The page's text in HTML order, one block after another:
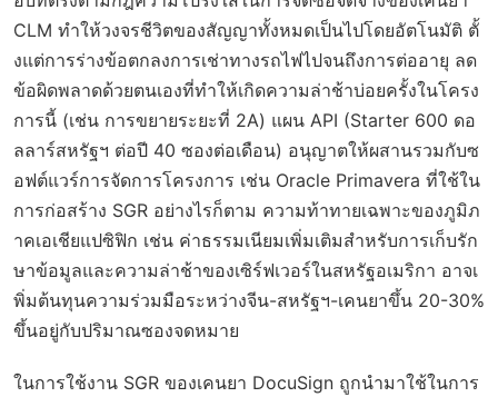
CLM ทำให้วงจรชีวิตของสัญญาทั้งหมดเป็นไปโดยอัตโนมัติ ตั้
งแต่การร่างข้อตกลงการเช่าทางรถไฟไปจนถึงการต่ออายุ ลด
ข้อผิดพลาดด้วยตนเองที่ทำให้เกิดความล่าช้าบ่อยครั้งในโครง
การนี้ (เช่น การขยายระยะที่ 2A) แผน API (Starter 600 ดอ
ลลาร์สหรัฐฯ ต่อปี 40 ซองต่อเดือน) อนุญาตให้ผสานรวมกับซ
อฟต์แวร์การจัดการโครงการ เช่น Oracle Primavera ที่ใช้ใน
การก่อสร้าง SGR อย่างไรก็ตาม ความท้าทายเฉพาะของภูมิภ
าคเอเชียแปซิฟิก เช่น ค่าธรรมเนียมเพิ่มเติมสำหรับการเก็บรัก
ษาข้อมูลและความล่าช้าของเซิร์ฟเวอร์ในสหรัฐอเมริกา อาจเ
พิ่มต้นทุนความร่วมมือระหว่างจีน-สหรัฐฯ-เคนยาขึ้น 20-30%
ขึ้นอยู่กับปริมาณซองจดหมาย
ในการใช้งาน SGR ของเคนยา DocuSign ถูกนำมาใช้ในการ